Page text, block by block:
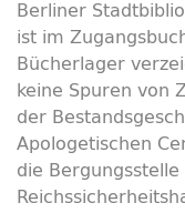
Berliner
ist im
Bücherlager
keine Spuren von
der
Apologetischen
die